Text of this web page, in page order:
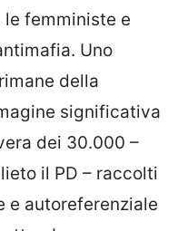
femministe e
Uno
della
significativa
dei 30.000 –
il PD – raccolti
e autoreferenziale